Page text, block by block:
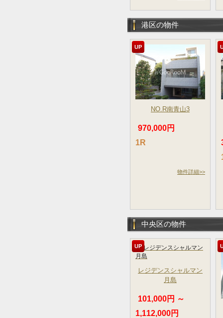
港区の物件
UP
NO.R南青山3
970,000円
1R
物件詳細>>
中央区の物件
UP
レジデンスシャルマン
月島
101,000円 ～
1,112,000円